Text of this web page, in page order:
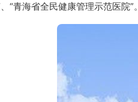
“青海省全民健康管理示范医院”。